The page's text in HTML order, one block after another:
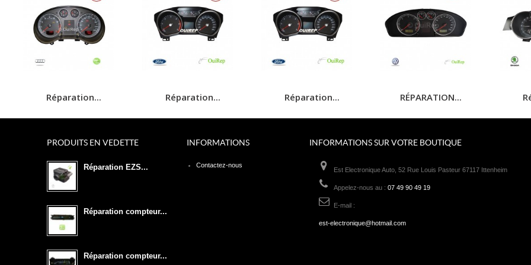
Réparation... Réparation... Réparation... RÉPARATION...
PRODUITS EN VEDETTE
Réparation EZS...
Réparation compteur...
Réparation compteur...
INFORMATIONS
Contactez-nous
INFORMATIONS SUR VOTRE BOUTIQUE
Est Electronique Auto, 52 Rue Louis Pasteur 67117 Ittenheim
Appelez-nous au :07 49 90 49 19
E-mail :
est-electronique@hotmail.com